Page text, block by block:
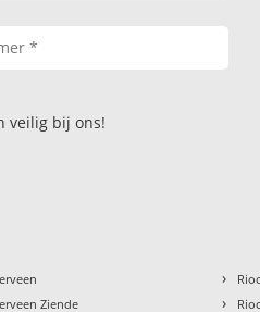
veilig bij ons!
Ziende
›
›